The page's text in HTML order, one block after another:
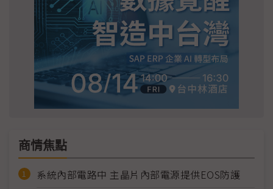
商情焦點
系統內部電路中 主晶片內部電源提供EOS防護